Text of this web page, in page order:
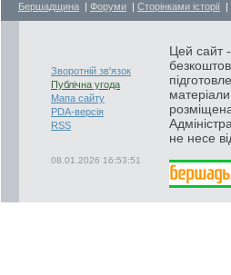
Бершадщина | Форуми | Сторінками історії |
Зворотній зв'язок
Публічна угода
Мапа сайту
PDA-версія
RSS
08.01.2026 16:53:51
Цей сайт
не несе